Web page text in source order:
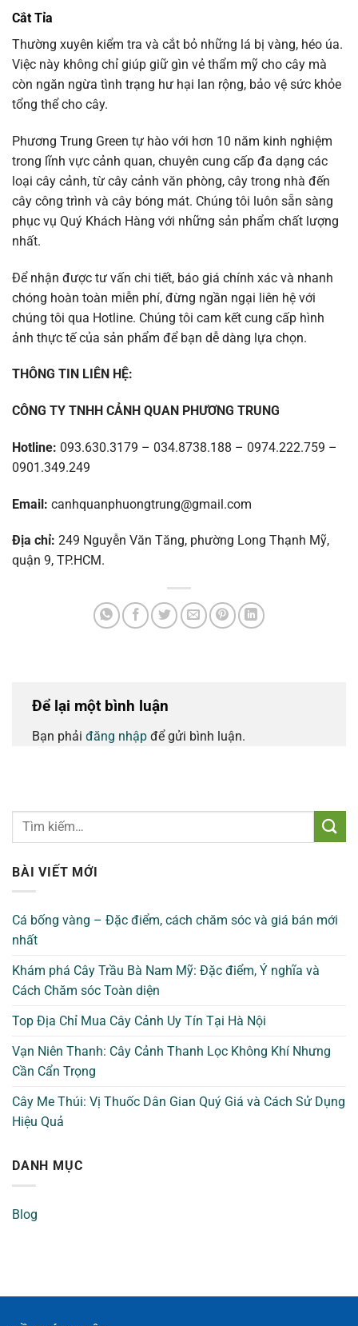
Cắt Tỉa
Thường xuyên kiểm tra và cắt bỏ những lá bị vàng, héo úa.
Việc này không chỉ giúp giữ gìn vẻ thẩm mỹ cho cây mà
còn ngăn ngừa tình trạng hư hại lan rộng, bảo vệ sức khỏe
tổng thể cho cây.
Phương Trung Green tự hào với hơn 10 năm kinh nghiệm
trong lĩnh vực cảnh quan, chuyên cung cấp đa dạng các
loại cây cảnh, từ cây cảnh văn phòng, cây trong nhà đến
cây công trình và cây bóng mát. Chúng tôi luôn sẵn sàng
phục vụ Quý Khách Hàng với những sản phẩm chất lượng
nhất.
Để nhận được tư vấn chi tiết, báo giá chính xác và nhanh
chóng hoàn toàn miễn phí, đừng ngần ngại liên hệ với
chúng tôi qua Hotline. Chúng tôi cam kết cung cấp hình
ảnh thực tế của sản phẩm để bạn dễ dàng lựa chọn.
THÔNG TIN LIÊN HỆ:
CÔNG TY TNHH CẢNH QUAN PHƯƠNG TRUNG
Hotline: 093.630.3179 – 034.8738.188 – 0974.222.759 –
0901.349.249
Email: canhquanphuongtrung@gmail.com
Địa chỉ: 249 Nguyễn Văn Tăng, phường Long Thạnh Mỹ,
quận 9, TP.HCM.
Để lại một bình luận
Bạn phải đăng nhập để gửi bình luận.
BÀI VIẾT MỚI
Cá bống vàng – Đặc điểm, cách chăm sóc và giá bán mới
nhất
Khám phá Cây Trầu Bà Nam Mỹ: Đặc điểm, Ý nghĩa và
Cách Chăm sóc Toàn diện
Top Địa Chỉ Mua Cây Cảnh Uy Tín Tại Hà Nội
Vạn Niên Thanh: Cây Cảnh Thanh Lọc Không Khí Nhưng
Cần Cẩn Trọng
Cây Me Thúi: Vị Thuốc Dân Gian Quý Giá và Cách Sử Dụng
Hiệu Quả
DANH MỤC
Blog